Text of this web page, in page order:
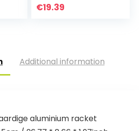
entertainment
€19.39
Additional information
aluminium racket